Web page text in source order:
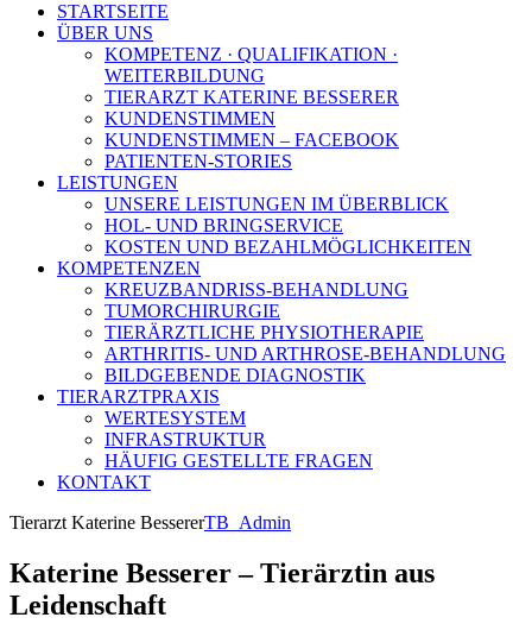
STARTSEITE
ÜBER UNS
KOMPETENZ · QUALIFIKATION ·
WEITERBILDUNG
TIERARZT KATERINE BESSERER
KUNDENSTIMMEN
KUNDENSTIMMEN – FACEBOOK
PATIENTEN-STORIES
LEISTUNGEN
UNSERE LEISTUNGEN IM ÜBERBLICK
HOL- UND BRINGSERVICE
KOSTEN UND BEZAHLMÖGLICHKEITEN
KOMPETENZEN
KREUZBANDRISS-BEHANDLUNG
TUMORCHIRURGIE
TIERÄRZTLICHE PHYSIOTHERAPIE
ARTHRITIS- UND ARTHROSE-BEHANDLUNG
BILDGEBENDE DIAGNOSTIK
TIERARZTPRAXIS
WERTESYSTEM
INFRASTRUKTUR
HÄUFIG GESTELLTE FRAGEN
KONTAKT
Tierarzt Katerine BessererTB_Admin
Katerine Besserer– Tierärztin aus
Leidenschaft